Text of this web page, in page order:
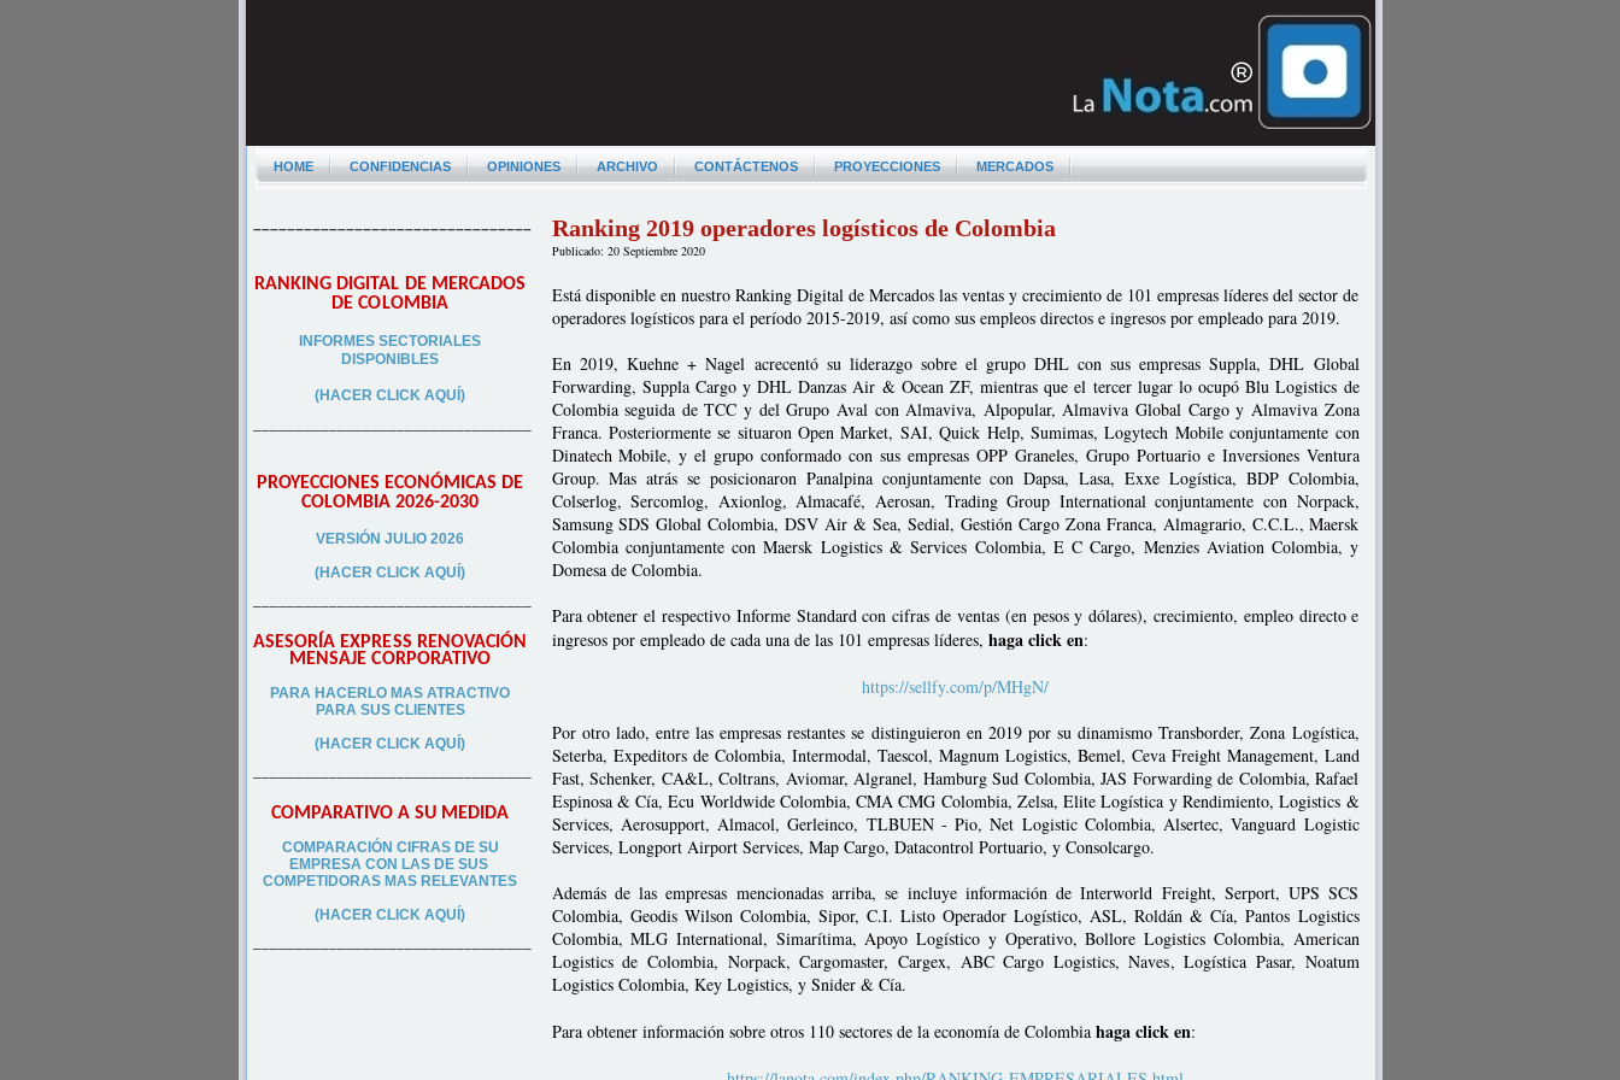
HOME CONFIDENCIAS OPINIONES ARCHIVO CONTÁCTENOS PROYECCIONES MERCADOS
–––––––––––––––––––––––––––––––––
RANKING DIGITAL DE MERCADOS
DE COLOMBIA
INFORMES SECTORIALES
DISPONIBLES
(HACER CLICK AQUÍ)
–––––––––––––––––––––––––––––––––
PROYECCIONES ECONÓMICAS DE
COLOMBIA 2026-2030
VERSIÓN JULIO 2026
(HACER CLICK AQUÍ)
–––––––––––––––––––––––––––––––––
ASESORÍA EXPRESS RENOVACIÓN
MENSAJE CORPORATIVO
PARA HACERLO MAS ATRACTIVO
PARA SUS CLIENTES
(HACER CLICK AQUÍ)
–––––––––––––––––––––––––––––––––
COMPARATIVO A SU MEDIDA
COMPARACIÓN CIFRAS DE SU
EMPRESA CON LAS DE SUS
COMPETIDORAS MAS RELEVANTES
(HACER CLICK AQUÍ)
–––––––––––––––––––––––––––––––––
Ranking 2019 operadores logísticos de Colombia
Publicado: 20 Septiembre 2020
Está disponible en nuestro Ranking Digital de Mercados las ventas y crecimiento de 101 empresas líderes del sector de
operadores logísticos para el período 2015-2019, así como sus empleos directos e ingresos por empleado para 2019.
En 2019, Kuehne + Nagel acrecentó su liderazgo sobre el grupo DHL con sus empresas Suppla, DHL Global
Forwarding, Suppla Cargo y DHL Danzas Air & Ocean ZF, mientras que el tercer lugar lo ocupó Blu Logistics de
Colombia seguida de TCC y del Grupo Aval con Almaviva, Alpopular, Almaviva Global Cargo y Almaviva Zona
Franca. Posteriormente se situaron Open Market, SAI, Quick Help, Sumimas, Logytech Mobile conjuntamente con
Dinatech Mobile, y el grupo conformado con sus empresas OPP Graneles, Grupo Portuario e Inversiones Ventura
Group. Mas atrás se posicionaron Panalpina conjuntamente con Dapsa, Lasa, Exxe Logística, BDP Colombia,
Colserlog, Sercomlog, Axionlog, Almacafé, Aerosan, Trading Group International conjuntamente con Norpack,
Samsung SDS Global Colombia, DSV Air & Sea, Sedial, Gestión Cargo Zona Franca, Almagrario, C.C.L., Maersk
Colombia conjuntamente con Maersk Logistics & Services Colombia, E C Cargo, Menzies Aviation Colombia, y
Domesa de Colombia.
Para obtener el respectivo Informe Standard con cifras de ventas (en pesos y dólares), crecimiento, empleo directo e
ingresos por empleado de cada una de las 101 empresas líderes, haga click en:
https://sellfy.com/p/MHgN/
Por otro lado, entre las empresas restantes se distinguieron en 2019 por su dinamismo Transborder, Zona Logística,
Seterba, Expeditors de Colombia, Intermodal, Taescol, Magnum Logistics, Bemel, Ceva Freight Management, Land
Fast, Schenker, CA&L, Coltrans, Aviomar, Algranel, Hamburg Sud Colombia, JAS Forwarding de Colombia, Rafael
Espinosa & Cía, Ecu Worldwide Colombia, CMA CMG Colombia, Zelsa, Elite Logística y Rendimiento, Logistics &
Services, Aerosupport, Almacol, Gerleinco, TLBUEN - Pio, Net Logistic Colombia, Alsertec, Vanguard Logistic
Services, Longport Airport Services, Map Cargo, Datacontrol Portuario, y Consolcargo.
Además de las empresas mencionadas arriba, se incluye información de Interworld Freight, Serport, UPS SCS
Colombia, Geodis Wilson Colombia, Sipor, C.I. Listo Operador Logístico, ASL, Roldán & Cía, Pantos Logistics
Colombia, MLG International, Simarítima, Apoyo Logístico y Operativo, Bollore Logistics Colombia, American
Logistics de Colombia, Norpack, Cargomaster, Cargex, ABC Cargo Logistics, Naves, Logística Pasar, Noatum
Logistics Colombia, Key Logistics, y Snider & Cía.
Para obtener información sobre otros 110 sectores de la economía de Colombia haga click en: